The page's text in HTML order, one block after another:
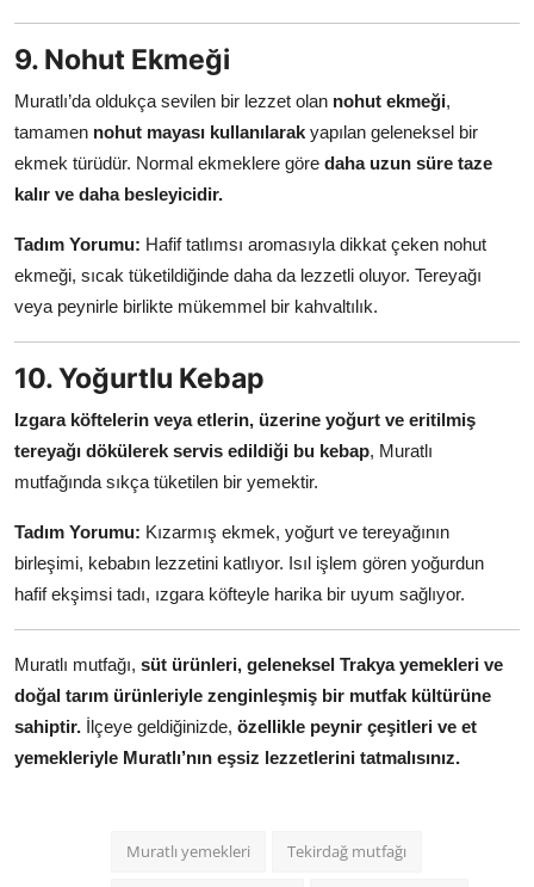
9. Nohut Ekmeği
Muratlı’da oldukça sevilen bir lezzet olan nohut ekmeği,
tamamen nohut mayası kullanılarak yapılan geleneksel bir
ekmek türüdür. Normal ekmeklere göre daha uzun süre taze
kalır ve daha besleyicidir.
Tadım Yorumu: Hafif tatlımsı aromasıyla dikkat çeken nohut
ekmeği, sıcak tüketildiğinde daha da lezzetli oluyor. Tereyağı
veya peynirle birlikte mükemmel bir kahvaltılık.
10. Yoğurtlu Kebap
Izgara köftelerin veya etlerin, üzerine yoğurt ve eritilmiş
tereyağı dökülerek servis edildiği bu kebap, Muratlı
mutfağında sıkça tüketilen bir yemektir.
Tadım Yorumu: Kızarmış ekmek, yoğurt ve tereyağının
birleşimi, kebabın lezzetini katlıyor. Isıl işlem gören yoğurdun
hafif ekşimsi tadı, ızgara köfteyle harika bir uyum sağlıyor.
Muratlı mutfağı, süt ürünleri, geleneksel Trakya yemekleri ve
doğal tarım ürünleriyle zenginleşmiş bir mutfak kültürüne
sahiptir. İlçeye geldiğinizde, özellikle peynir çeşitleri ve et
yemekleriyle Muratlı’nın eşsiz lezzetlerini tatmalısınız.
Muratlı yemekleri Tekirdağ mutfağı